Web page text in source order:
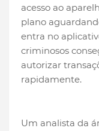
acesso ao
plano
entra no
criminosos
autorizar
rapidamente.
Um analista da